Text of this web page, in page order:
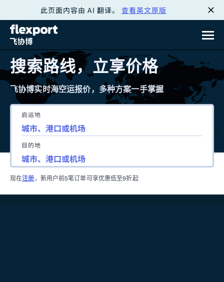
此页面内容由 AI 翻译。 查看英文原版
搜索路线，立享价格
飞协博实时海空运报价，多种方案一手掌握
启运地
目的地
现在注册 ，新用户前5笔订单可享优惠低至9折起